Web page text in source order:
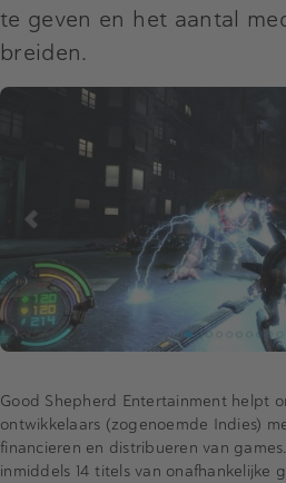
te geven en het aantal
breiden.
Good Shepherd Entertainment helpt
ontwikkelaars (zogenoemde Indies)
financieren en distribueren van
inmiddels 14 titels van onafhankelijke